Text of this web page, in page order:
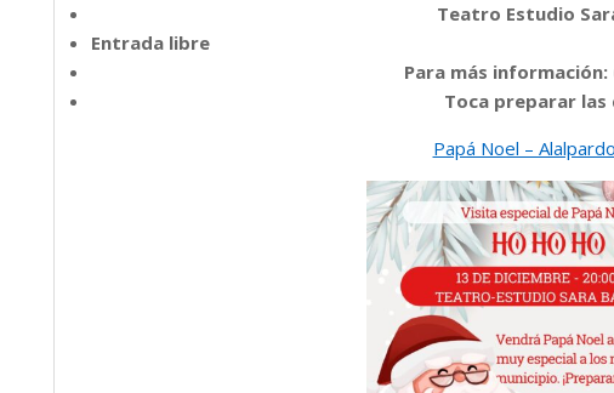
Teatro Estudio
Entrada libre
Para más información:
Toca preparar las
Papá Noel –